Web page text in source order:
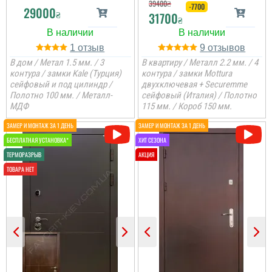
читати всі відгуки
Ніна Гопкало
Дякую Фаворіт-двері за
якість і обслуговування!
29000₴
1
В дом / Метал 1.5 мм. / 3
контура / замки Kale (Турция)
сейфовый и под цилиндр /
Полотно 100 мм. / Металл-
МДФ
39400₴
31700₴
-7700
9
В квартиру / Металл 2.2 мм. / 4
контура / замки Mottura
двухключевая + Securemme
сейфовый (Италия) / Полотно
115 мм. / Короб 150 мм.